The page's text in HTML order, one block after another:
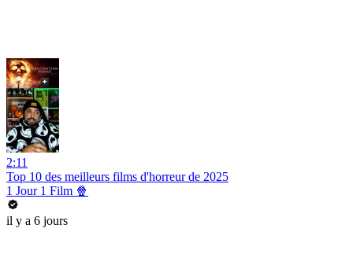
2:11
Top 10 des meilleurs films d'horreur de 2025
1 Jour 1 Film 🍿
il y a 6 jours